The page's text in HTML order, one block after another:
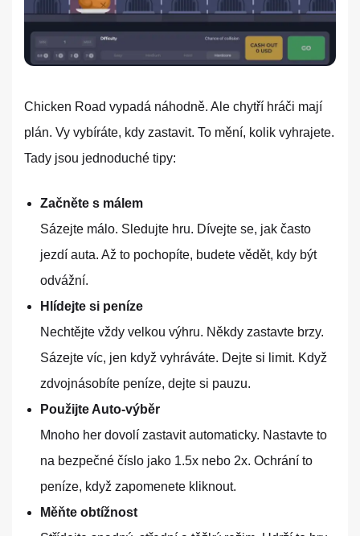
Chicken Road vypadá náhodně. Ale chytří hráči mají
plán. Vy vybíráte, kdy zastavit. To mění, kolik vyhrajete.
Tady jsou jednoduché tipy:
Začněte s málem
Sázejte málo. Sledujte hru. Dívejte se, jak často
jezdí auta. Až to pochopíte, budete vědět, kdy být
odvážní.
Hlídejte si peníze
Nechtějte vždy velkou výhru. Někdy zastavte brzy.
Sázejte víc, jen když vyhráváte. Dejte si limit. Když
zdvojnásobíte peníze, dejte si pauzu.
Použijte Auto-výběr
Mnoho her dovolí zastavit automaticky. Nastavte to
na bezpečné číslo jako 1.5x nebo 2x. Ochrání to
peníze, když zapomenete kliknout.
Měňte obtížnost